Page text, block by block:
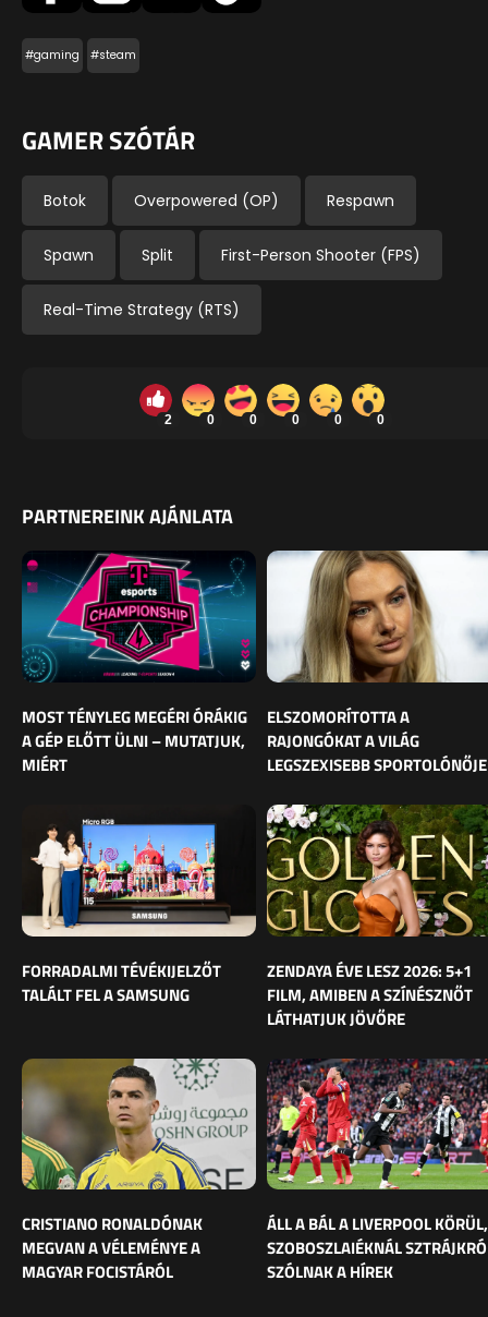
#gaming #steam
GAMER SZÓTÁR
Botok Overpowered (OP) Respawn
Spawn Split First-Person Shooter (FPS)
Real-Time Strategy (RTS)
2 0 0 0 0 0
PARTNEREINK AJÁNLATA
MOST TÉNYLEG MEGÉRI ÓRÁKIG
A GÉP ELŐTT ÜLNI – MUTATJUK,
MIÉRT
ELSZOMORÍTOTTA A
RAJONGÓKAT A VILÁG
LEGSZEXISEBB SPORTOLÓNŐJE
FORRADALMI TÉVÉKIJELZŐT
TALÁLT FEL A SAMSUNG
ZENDAYA ÉVE LESZ 2026: 5+1
FILM, AMIBEN A SZÍNÉSZNŐT
LÁTHATJUK JÖVŐRE
CRISTIANO RONALDÓNAK
MEGVAN A VÉLEMÉNYE A
MAGYAR FOCISTÁRÓL
ÁLL A BÁL A LIVERPOOL KÖRÜL,
SZOBOSZLAIÉKNÁL
SZÓLNAK A HÍREK